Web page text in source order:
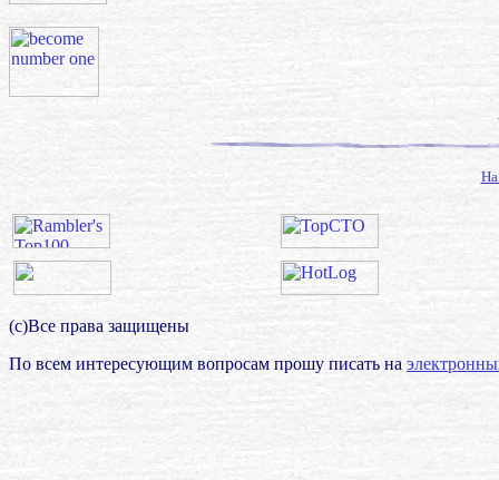
(с)Все права защищены
По всем интересующим вопросам прошу писать на